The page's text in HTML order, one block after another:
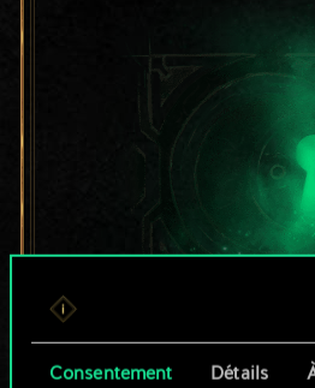
Consentement Détails
Pour